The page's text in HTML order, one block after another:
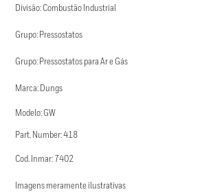
Divisão: Combustão Industrial
Grupo: Pressostatos
Grupo: Pressostatos para Ar e Gás
Marca: Dungs
Modelo: GW
Part. Number: 418
Cod. Inmar: 7402
Imagens meramente ilustrativas